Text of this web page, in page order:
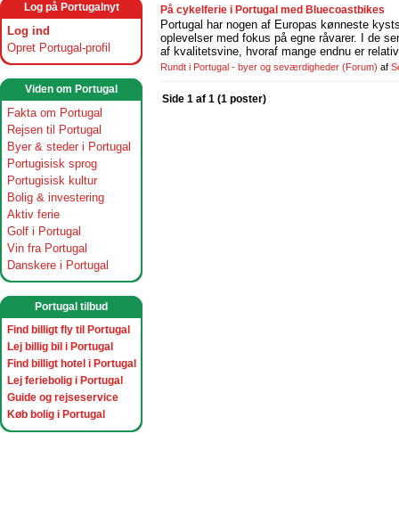
Log på Portugalnyt
Log ind
Opret Portugal-profil
Viden om Portugal
Fakta om Portugal
Rejsen til Portugal
Byer & steder i Portugal
Portugisisk sprog
Portugisisk kultur
Bolig & investering
Aktiv ferie
Golf i Portugal
Vin fra Portugal
Danskere i Portugal
Portugal tilbud
Find billigt fly til Portugal
Lej billig bil i Portugal
Find billigt hotel i Portugal
Lej feriebolig i Portugal
Guide og rejseservice
Køb bolig i Portugal
På cykelferie i Portugal med Bluecoastbikes
Portugal har nogen af Europas kønneste
oplevelser med fokus på egne råvarer. I de
af kvalitetsvine, hvoraf mange endnu er
Rundt i Portugal - byer og seværdigheder (Forum) af
Side 1 af 1 (1 poster)